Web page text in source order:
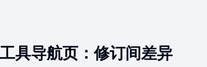
具导航页：修订间差异